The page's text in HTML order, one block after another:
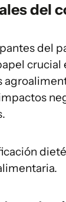
del
del